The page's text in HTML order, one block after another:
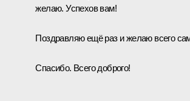
желаю. Успехов вам!
Поздравляю ещё раз и желаю всего
Спасибо. Всего доброго!